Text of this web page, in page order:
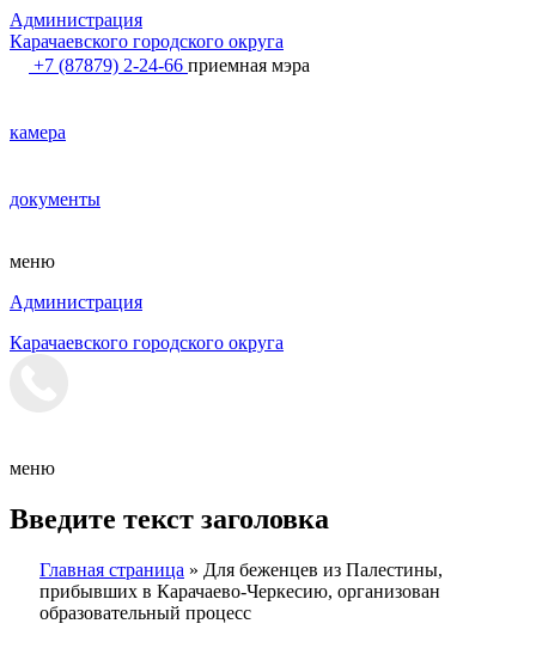
Администрация
Карачаевского городского округа
+7 (87879) 2-24-66 приемная мэра
камера
документы
меню
Администрация
Карачаевского городского округа
меню
Введите текст заголовка
Главная страница » Для беженцев из Палестины,
прибывших в Карачаево-Черкесию, организован
образовательный процесс